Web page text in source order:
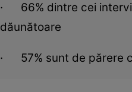
· 66% dintre cei
dăunătoare
· 57% sunt de părere